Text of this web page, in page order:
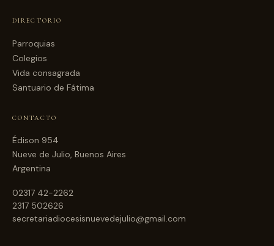
DIRECTORIO
Parroquias
Colegios
Vida consagrada
Santuario de Fátima
CONTACTO
Édison 954
Nueve de Julio, Buenos Aires
Argentina
02317 42-2262
2317 502626
secretariadiocesisnuevedejulio@gmail.com